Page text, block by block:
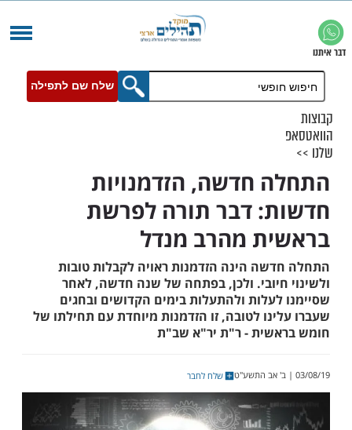
שלח שם לתפילה
חדשה, הזדמנויות
דבר תורה לפרשת
מהרב מנדל
הינה הזדמנות ראויה לקבלות טובות
ולהתעלות בימים הקדושים ובחגים
לטובה, זו הזדמנות מיוחדת עם תחילתו של
- ר"ת יר"א שב"ת